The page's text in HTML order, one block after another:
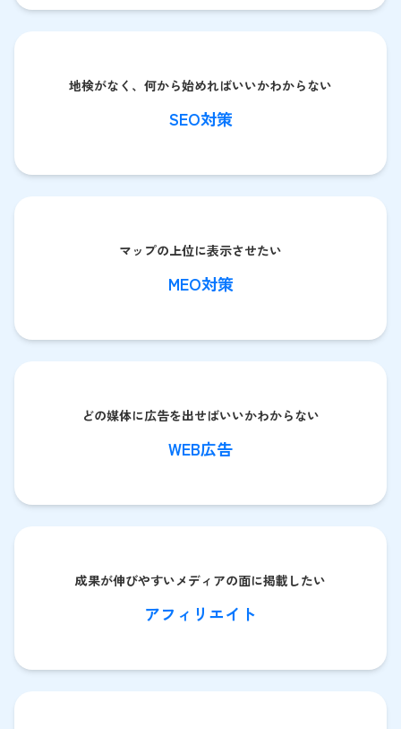
地検がなく、何から始めればいいかわからない
SEO対策
マップの上位に表示させたい
MEO対策
どの媒体に広告を出せばいいかわからない
WEB広告
成果が伸びやすいメディアの面に掲載したい
アフィリエイト